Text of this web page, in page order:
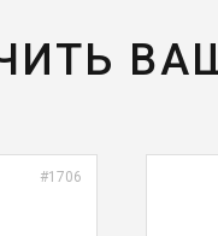
#1706